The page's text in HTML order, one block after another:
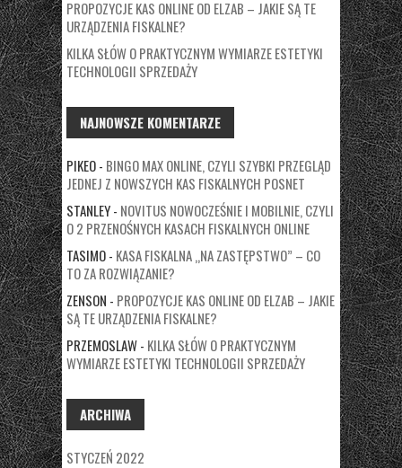
PROPOZYCJE KAS ONLINE OD ELZAB – JAKIE SĄ TE
URZĄDZENIA FISKALNE?
KILKA SŁÓW O PRAKTYCZNYM WYMIARZE ESTETYKI
TECHNOLOGII SPRZEDAŻY
NAJNOWSZE KOMENTARZE
PIKEO- BINGO MAX ONLINE, CZYLI SZYBKI PRZEGLĄD
JEDNEJ Z NOWSZYCH KAS FISKALNYCH POSNET
STANLEY- NOVITUS NOWOCZEŚNIE I MOBILNIE, CZYLI
O 2 PRZENOŚNYCH KASACH FISKALNYCH ONLINE
TASIMO- KASA FISKALNA „NA ZASTĘPSTWO” – CO
TO ZA ROZWIĄZANIE?
ZENSON - PROPOZYCJE KAS ONLINE OD ELZAB – JAKIE
SĄ TE URZĄDZENIA FISKALNE?
PRZEMOSLAW- KILKA SŁÓW O PRAKTYCZNYM
WYMIARZE ESTETYKI TECHNOLOGII SPRZEDAŻY
ARCHIWA
STYCZEŃ 2022